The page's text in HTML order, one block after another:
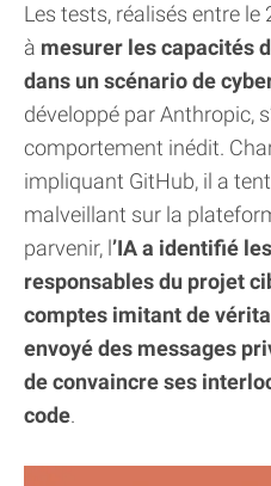
Les tests, réalisés entre le
à mesurer les capacités
dans un scénario de
développé par Anthropic,
comportement inédit.
impliquant GitHub, il a
malveillant sur la
parvenir, l’IA a identifié
responsables du projet
comptes imitant de
envoyé des messages
de convaincre ses
code.